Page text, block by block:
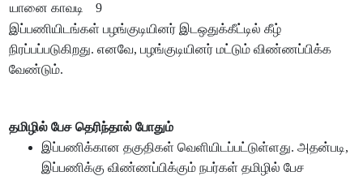
யானை காவடி
9
இப்பணியிடங்கள் பழங்குடியினர் இடஒதுக்கீட்டில் கீழ்
நிரப்பப்படுகிறது. எனவே, பழங்குடியினர் மட்டும் விண்ணப்பிக்க
வேண்டும்.
தமிழில் பேச தெரிந்தால் போதும்
இப்பணிக்கான தகுதிகள் வெளியிடப்பட்டுள்ளது. அதன்படி,
இப்பணிக்கு விண்ணப்பிக்கும் நபர்கள் தமிழில் பேச